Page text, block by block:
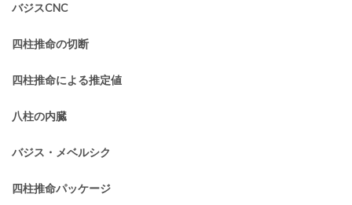
バジスCNC
四柱推命の切断
四柱推命による推定値
八柱の内臓
バジス・メベルシク
四柱推命パッケージ